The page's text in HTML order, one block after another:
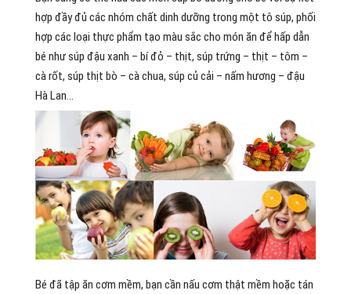
hợp đầy đủ các nhóm chất dinh dưỡng trong một tô súp, phối
hợp các loại thực phẩm tạo màu sắc cho món ăn để hấp dẫn
bé như súp đậu xanh – bí đỏ – thịt, súp trứng – thịt – tôm –
cà rốt, súp thịt bò – cà chua, súp củ cải – nấm hương – đậu
Hà Lan…
Bé đã tập ăn cơm mềm, bạn cần nấu cơm thật mềm hoặc tán